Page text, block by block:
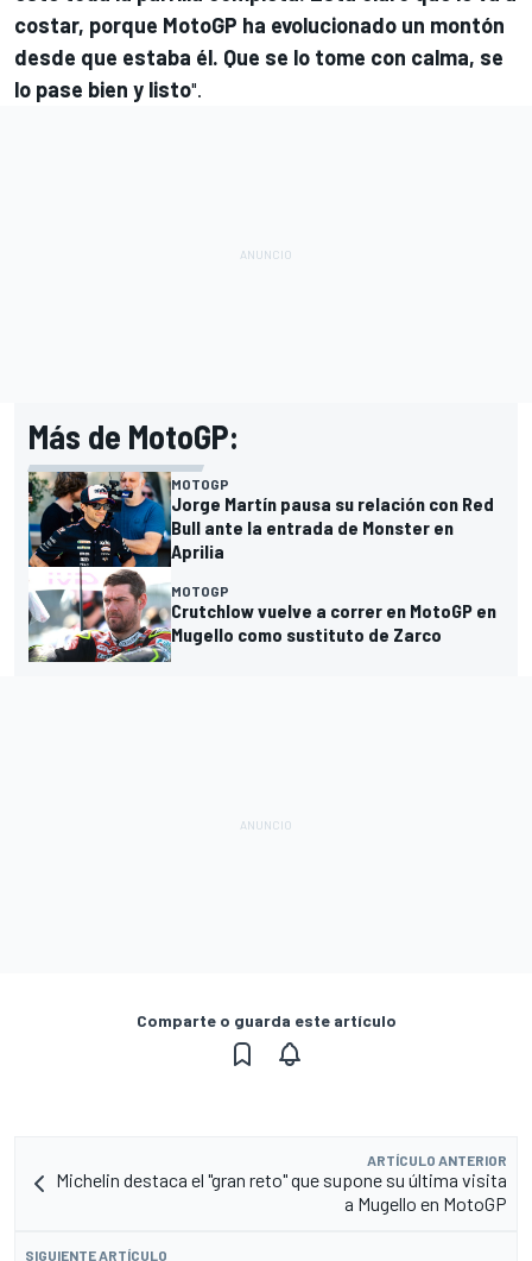
costar, porque MotoGP ha evolucionado un montón
desde que estaba él. Que se lo tome con calma, se
lo pase bien y listo".
Más de MotoGP:
MOTOGP
Jorge Martín pausa su relación con Red
Bull ante la entrada de Monster en
Aprilia
MOTOGP
Crutchlow vuelve a correr en MotoGP en
Mugello como sustituto de Zarco
Comparte o guarda este artículo
ARTÍCULO ANTERIOR
Michelin destaca el "gran reto" que supone su última visita
a Mugello en MotoGP
SIGUIENTE ARTÍCULO